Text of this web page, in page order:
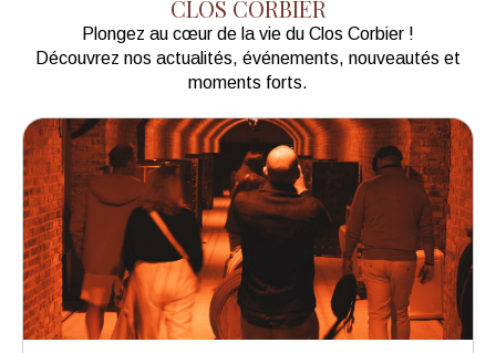
CLOS CORBIER
Plongez au cœur de la vie du Clos Corbier !
Découvrez nos actualités, événements, nouveautés et
moments forts.